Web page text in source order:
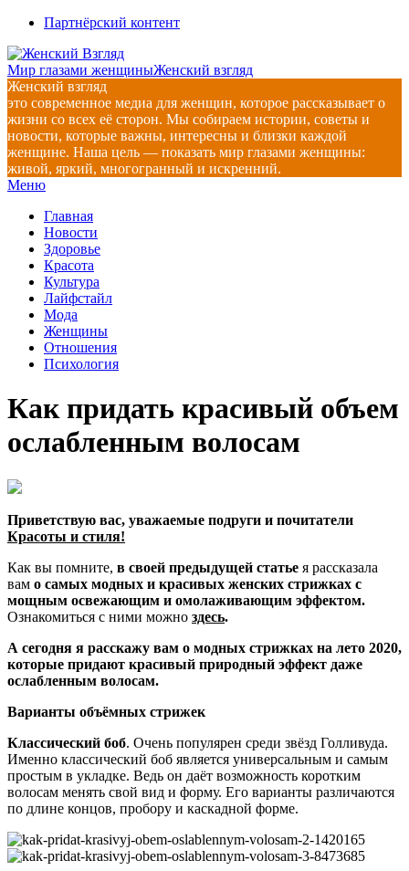
Перейти
содержимому
Партнёрский контент
Мир глазами женщиныЖенский взгляд
Женский взгляд
это современное медиа для женщин, которое рассказывает о
жизни со всех её сторон. Мы собираем истории, советы и
новости, которые важны, интересны и близки каждой
женщине. Наша цель — показать мир глазами женщины:
живой, яркий, многогранный и искренний.
Главное
меню
Меню
Главная
Новости
Здоровье
Красота
Культура
Лайфстайл
Мода
Женщины
Отношения
Психология
Как придать красивый объем
ослабленным волосам
Приветствую вас, уважаемые подруги и почитатели
Красоты и стиля!
Как вы помните, в своей предыдущей статье я рассказала
вам о самых модных и красивых женских стрижках с
мощным освежающим и омолаживающим эффектом.
Ознакомиться с ними можно здесь.
А сегодня я расскажу вам о модных стрижках на лето 2020,
которые придают красивый природный эффект даже
ослабленным волосам.
Варианты объёмных стрижек
Классический боб. Очень популярен среди звёзд Голливуда.
Именно классический боб является универсальным и самым
простым в укладке. Ведь он даёт возможность коротким
волосам менять свой вид и форму. Его варианты различаются
по длине концов, пробору и каскадной форме.